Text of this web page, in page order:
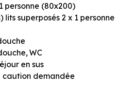
personne (80x200)
lits superposés 2 x 1 personne
WC
en sus
caution demandée